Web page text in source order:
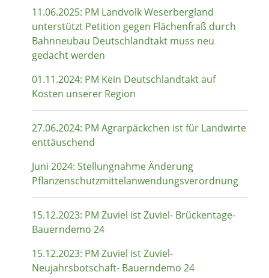
11.06.2025: PM Landvolk Weserbergland
unterstützt Petition gegen Flächenfraß durch
Bahnneubau Deutschlandtakt muss neu
gedacht werden
01.11.2024: PM Kein Deutschlandtakt auf
Kosten unserer Region
27.06.2024: PM Agrarpäckchen ist für Landwirte
enttäuschend
Juni 2024: Stellungnahme Änderung
Pflanzenschutzmittelanwendungsverordnung
15.12.2023: PM Zuviel ist Zuviel- Brückentage-
Bauerndemo 24
15.12.2023: PM Zuviel ist Zuviel-
Neujahrsbotschaft- Bauerndemo 24